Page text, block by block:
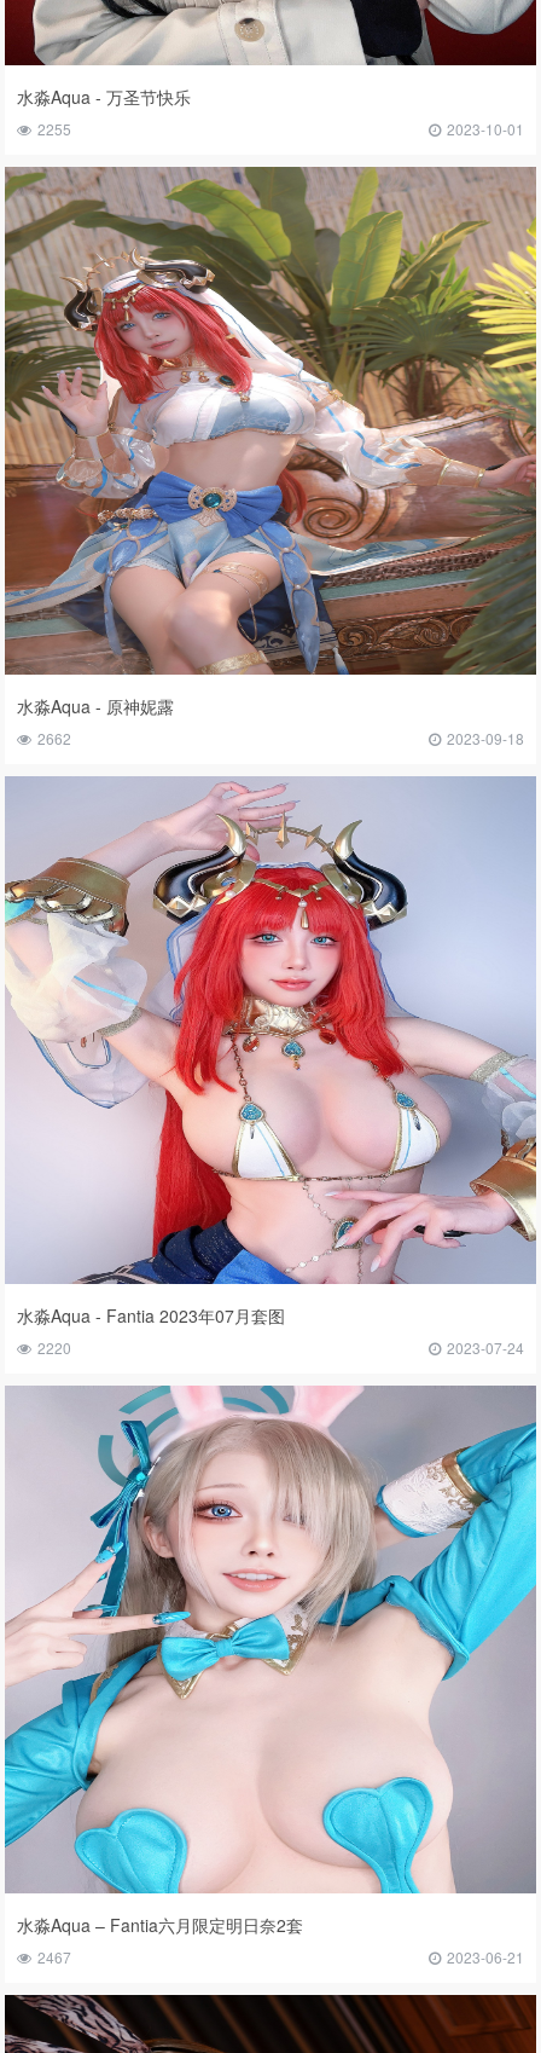
水淼Aqua - 万圣节快乐
2255 2023-10-01
水淼Aqua - 原神妮露
2662 2023-09-18
水淼Aqua - Fantia 2023年07月套图
2220 2023-07-24
水淼Aqua – Fantia六月限定明日奈2套
2467 2023-06-21